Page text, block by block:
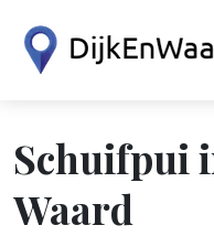
Schuifpui
Waard